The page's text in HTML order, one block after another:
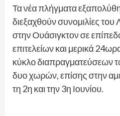
Τα νέα πλήγματα
διεξαχθούν συνομιλίες του
στην Ουάσιγκτον σε
επιτελείων και μερικά
κύκλο διαπραγματεύσεων
δυο χωρών, επίσης στην
τη 2η και την 3η Ιουνίου.